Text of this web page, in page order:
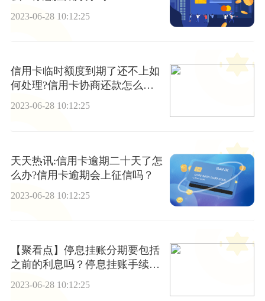
2023-06-28 10:12:25
信用卡临时额度到期了还不上如
何处理?信用卡协商还款怎么
谈？ 全球关注
2023-06-28 10:12:25
天天热讯:信用卡逾期二十天了怎
么办?信用卡逾期会上征信吗？
2023-06-28 10:12:25
【聚看点】停息挂账分期要包括
之前的利息吗？停息挂账手续费
2023-06-28 10:12:25